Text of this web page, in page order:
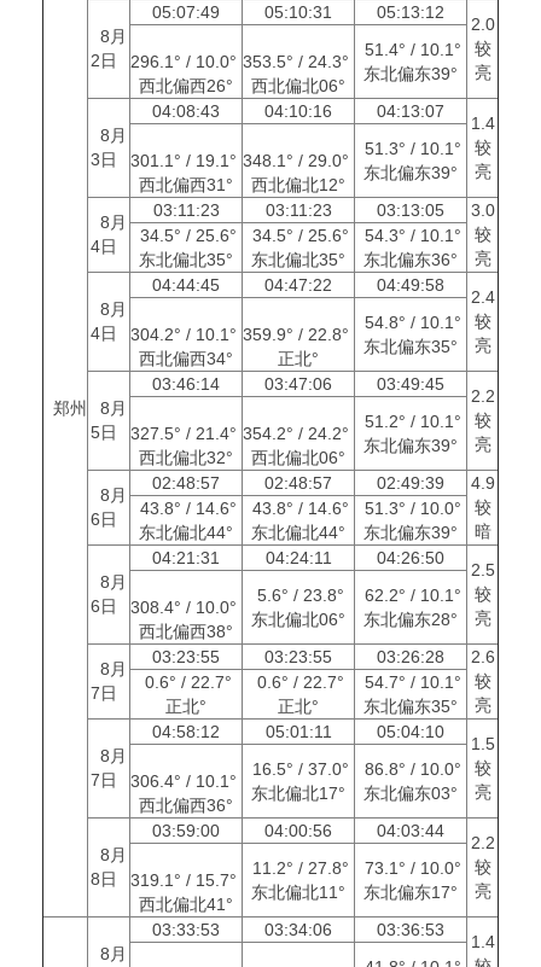
郑州
8月
2日
05:07:49 05:10:31 05:13:12
2.0
较
亮
296.1° / 10.0°
西北偏西26°
353.5° / 24.3°
西北偏北06°
51.4° / 10.1°
东北偏东39°
8月
3日
04:08:43 04:10:16 04:13:07
1.4
较
亮
301.1° / 19.1°
西北偏西31°
348.1° / 29.0°
西北偏北12°
51.3° / 10.1°
东北偏东39°
8月
4日
03:11:23 03:11:23 03:13:05
3.0
较
亮
34.5° / 25.6°
东北偏北35°
34.5° / 25.6°
东北偏北35°
54.3° / 10.1°
东北偏东36°
8月
4日
04:44:45 04:47:22 04:49:58
2.4
较
亮
304.2° / 10.1°
西北偏西34°
359.9° / 22.8°
正北°
54.8° / 10.1°
东北偏东35°
8月
5日
03:46:14 03:47:06 03:49:45
2.2
较
亮
327.5° / 21.4°
西北偏北32°
354.2° / 24.2°
西北偏北06°
51.2° / 10.1°
东北偏东39°
8月
6日
02:48:57 02:48:57 02:49:39
4.9
较
暗
43.8° / 14.6°
东北偏北44°
43.8° / 14.6°
东北偏北44°
51.3° / 10.0°
东北偏东39°
8月
6日
04:21:31 04:24:11 04:26:50
2.5
较
亮
308.4° / 10.0°
西北偏西38°
5.6° / 23.8°
东北偏北06°
62.2° / 10.1°
东北偏东28°
8月
7日
03:23:55 03:23:55 03:26:28
2.6
较
亮
0.6° / 22.7°
正北°
0.6° / 22.7°
正北°
54.7° / 10.1°
东北偏东35°
8月
7日
04:58:12 05:01:11 05:04:10
1.5
较
亮
306.4° / 10.1°
西北偏西36°
16.5° / 37.0°
东北偏北17°
86.8° / 10.0°
东北偏东03°
8月
8日
03:59:00 04:00:56 04:03:44
2.2
较
亮
319.1° / 15.7°
西北偏北41°
11.2° / 27.8°
东北偏北11°
73.1° / 10.0°
东北偏东17°
8月
03:33:53 03:34:06 03:36:53
1.4